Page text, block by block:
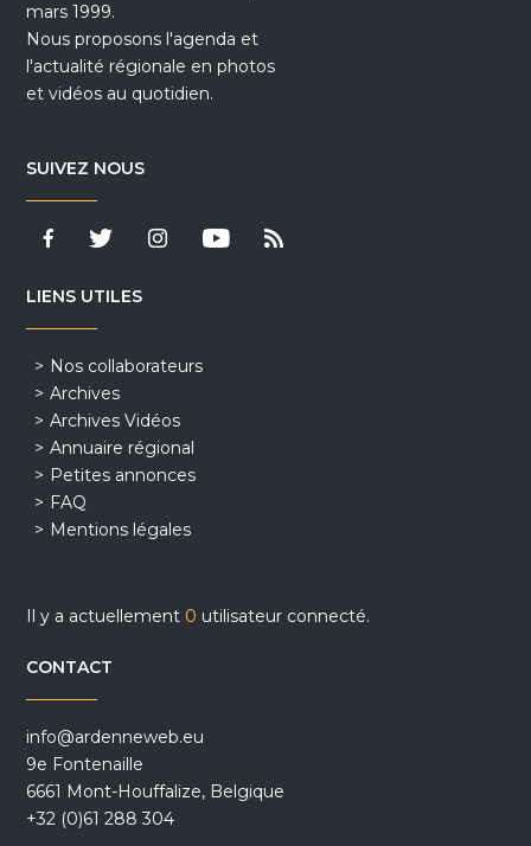
mars 1999.
Nous proposons l'agenda et
l'actualité régionale en photos
et vidéos au quotidien.
SUIVEZ NOUS
LIENS UTILES
Nos collaborateurs
Archives
Archives Vidéos
Annuaire régional
Petites annonces
FAQ
Mentions légales
Il y a actuellement 0 utilisateur connecté.
CONTACT
info@ardenneweb.eu
9e Fontenaille
6661 Mont-Houffalize, Belgique
+32 (0)61 288 304